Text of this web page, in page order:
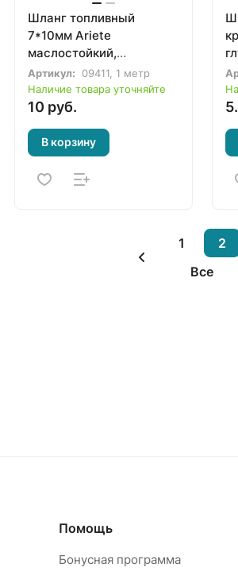
Шланг топливный
7*10мм Ariete
маслостойкий,
бензостойкий (Италия)
Артикул:
09411, 1 метр
Наличие товара уточняйте
10 руб.
В корзину
1
2
Все
Помощь
Бонусная программа